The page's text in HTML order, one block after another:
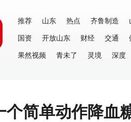
推荐 山东 热点 齐鲁制造
国资
开放山东 财经 交通
果然视频
青未了 灵境 深度
个简单动作降血